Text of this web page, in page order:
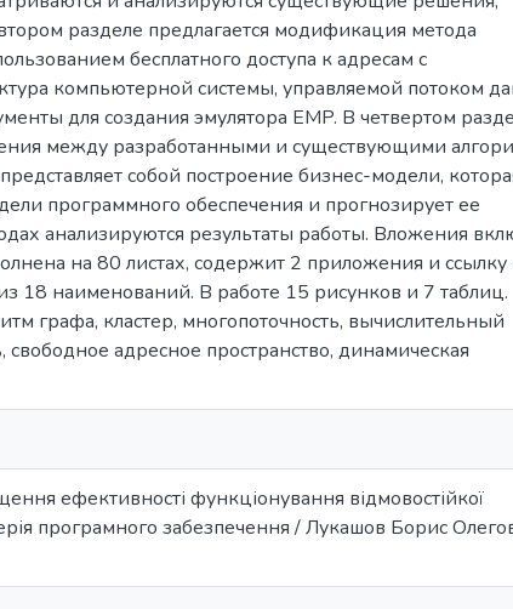
разделе предлагается модификация метода
бесплатного доступа к адресам с
компьютерной системы, управляемой потоком
для создания эмулятора EMP. В четвертом
между разработанными и существующими
собой построение бизнес-модели,
программного обеспечения и прогнозирует ее
анализируются результаты работы. Вложения
на 80 листах, содержит 2 приложения и ссылку
18 наименований. В работе 15 рисунков и 7 таблиц.
графа, кластер, многопоточность, вычислительный
адресное пространство, динамическая
ефективності функціонування відмовостійкої
програмного забезпечення / Лукашов Борис